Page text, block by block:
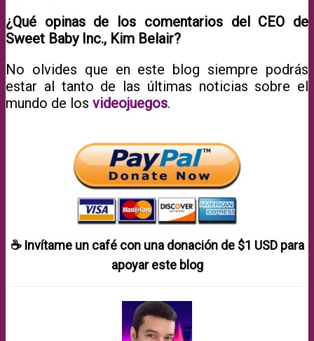
¿Qué opinas de los comentarios del CEO de
Sweet Baby Inc., Kim Belair?
No olvides que en este blog siempre podrás
estar al tanto de las últimas noticias sobre el
mundo de los videojuegos.
☕ Invítame un café con una donación de $1 USDpara
apoyar este blog